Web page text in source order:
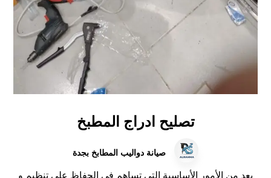
تصليح ادراج المطبخ
صيانة دواليب المطابخ بجدة
يعد من الأمور الأساسية التي تساهم في الحفاظ على تنظيم و